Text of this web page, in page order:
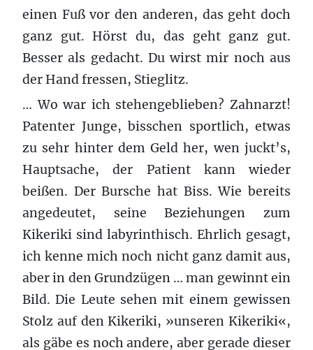
einen Fuß vor den anderen, das geht doch
ganz gut. Hörst du, das geht ganz gut.
Besser als gedacht. Du wirst mir noch aus
der Hand fressen, Stieglitz.
… Wo war ich stehengeblieben? Zahnarzt!
Patenter Junge, bisschen sportlich, etwas
zu sehr hinter dem Geld her, wen juckt’s,
Hauptsache, der Patient kann wieder
beißen. Der Bursche hat Biss. Wie bereits
angedeutet, seine Beziehungen zum
Kikeriki sind labyrinthisch. Ehrlich gesagt,
ich kenne mich noch nicht ganz damit aus,
aber in den Grundzügen … man gewinnt ein
Bild. Die Leute sehen mit einem gewissen
Stolz auf den Kikeriki, »unseren Kikeriki«,
als gäbe es noch andere, aber gerade dieser